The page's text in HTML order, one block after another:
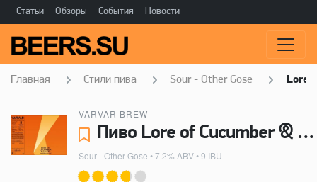
Статьи Обзоры События Новости
Главная Стили пива Sour - Other Gose Lore
VARVAR BREW
Пиво Lore of Cucumber & Celery - Varvar Brew
Sour - Other Gose • 7.2% ABV • 9 IBU